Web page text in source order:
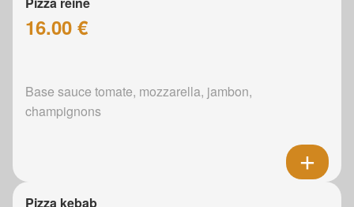
16.00 €
Base sauce tomate, mozzarella, jambon,
champignons
Pizza kebab